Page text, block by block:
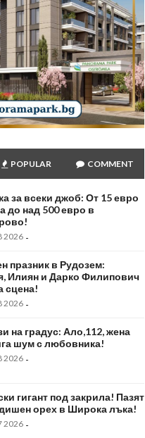
POPULAR COMMENT
за всеки джоб: От 15 евро
до над 500 евро в
2026 -
празник в Рудозем:
Илиян и Дарко Филипович
сцена!
2026 -
на градус: Ало,112, жена
шум с любовника!
2026 -
гигант под закрила! Пазят
орех в Широка лъка!
2026 -